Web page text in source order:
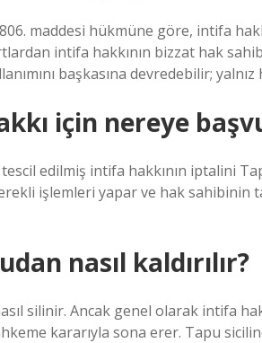
maddesi hükmüne göre, intifa
intifa hakkının bizzat hak
başkasına devredebilir;
için nereye
edilmiş intifa hakkının iptalini
işlemleri yapar ve hak sahibinin
nasıl kaldırılır?
silinir. Ancak genel olarak intifa
kararıyla sona erer. Tapu